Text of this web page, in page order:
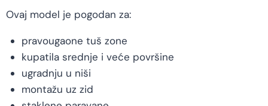
Ovaj model je pogodan za:
pravougaone tuš zone
kupatila srednje i veće površine
ugradnju u niši
montažu uz zid